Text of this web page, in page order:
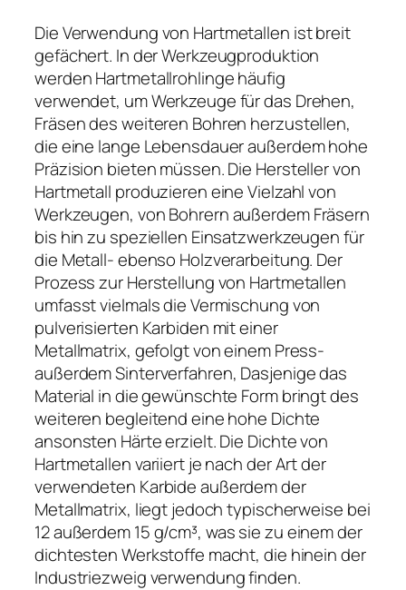
Die Verwendung von Hartmetallen ist breit
gefächert. In der Werkzeugproduktion
werden Hartmetallrohlinge häufig
verwendet, um Werkzeuge für das Drehen,
Fräsen des weiteren Bohren herzustellen,
die eine lange Lebensdauer außerdem hohe
Präzision bieten müssen. Die Hersteller von
Hartmetall produzieren eine Vielzahl von
Werkzeugen, von Bohrern außerdem Fräsern
bis hin zu speziellen Einsatzwerkzeugen für
die Metall- ebenso Holzverarbeitung. Der
Prozess zur Herstellung von Hartmetallen
umfasst vielmals die Vermischung von
pulverisierten Karbiden mit einer
Metallmatrix, gefolgt von einem Press-
außerdem Sinterverfahren, Dasjenige das
Material in die gewünschte Form bringt des
weiteren begleitend eine hohe Dichte
ansonsten Härte erzielt. Die Dichte von
Hartmetallen variiert je nach der Art der
verwendeten Karbide außerdem der
Metallmatrix, liegt jedoch typischerweise bei
12 außerdem 15 g/cm³, was sie zu einem der
dichtesten Werkstoffe macht, die hinein der
Industriezweig verwendung finden.